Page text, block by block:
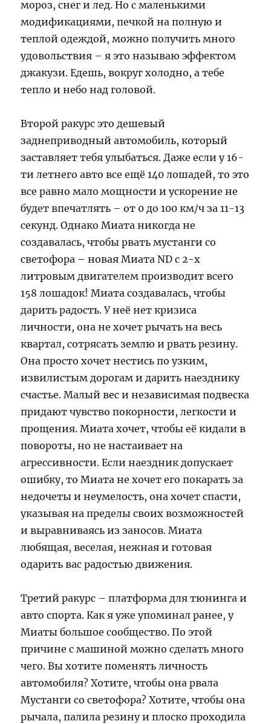
мороз, снег и лед. Но c маленькими
модификациями, печкой на полную и
теплой одеждой, можно получить много
удовольствия – я это называю эффектом
джакузи. Едешь, вокруг холодно, а тебе
тепло и небо над головой.
Второй ракурс это дешевый
заднеприводный автомобиль, который
заставляет тебя улыбаться. Даже если у 16-
ти летнего авто все ещё 140 лошадей, то это
все равно мало мощности и ускорение не
будет впечатлять – от 0 до 100 км/ч за 11-13
секунд. Однако Миата никогда не
создавалась, чтобы рвать мустанги со
светофора – новая Миата ND с 2-х
литровым двигателем производит всего
158 лошадок! Миата создавалась, чтобы
дарить радость. У неё нет кризиса
личности, она не хочет рычать на весь
квартал, сотрясать землю и рвать резину.
Она просто хочет нестись по узким,
извилистым дорогам и дарить наезднику
счастье. Малый вес и независимая подвеска
придают чувство покорности, легкости и
прощения. Миата хочет, чтобы её кидали в
повороты, но не настаивает на
агрессивности. Если наездник допускает
ошибку, то Миата не хочет его покарать за
недочеты и неумелость, она хочет спасти,
указывая на пределы своих возможностей
и выравниваясь из заносов. Миата
любящая, веселая, нежная и готовая
одарить вас радостью движения.
Третий ракурс – платформа для тюнинга и
авто спорта. Как я уже упоминал ранее, у
Миаты большое сообщество. По этой
причине с машиной можно сделать много
чего. Вы хотите поменять личность
автомобиля? Хотите, чтобы она рвала
Мустанги со светофора? Хотите, чтобы она
рычала, палила резину и плоско проходила